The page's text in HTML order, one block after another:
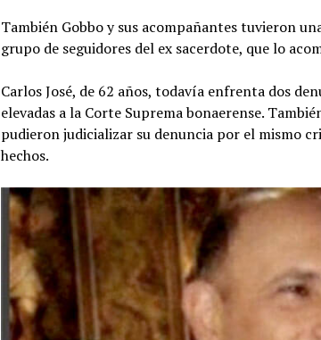
También Gobbo y sus acompañantes tuvieron
grupo de seguidores del ex sacerdote, que lo
Carlos José, de 62 años, todavía enfrenta dos
elevadas a la Corte Suprema bonaerense.
pudieron judicializar su denuncia por el mismo
hechos.